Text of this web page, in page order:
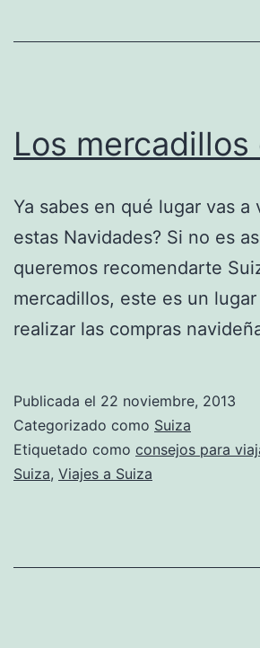
Los mercadillos
Ya sabes en qué lugar vas a
estas Navidades? Si no es
queremos recomendarte
mercadillos, este es un
realizar las compras
Publicada el 22 noviembre, 2013
Categorizado como Suiza
Etiquetado como consejos para
Suiza, Viajes a Suiza